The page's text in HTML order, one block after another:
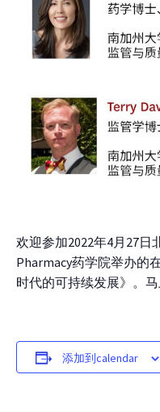
欢迎参加2022年4月27日
Pharmacy药学院举办的
时代的可持续发展》。马
添加到calendar